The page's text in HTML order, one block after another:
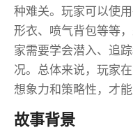
种难关。玩家可以使
形衣、喷气背包等等
家需要学会潜入、追
况。总体来说，玩家
想象力和策略性，才能
故事背景